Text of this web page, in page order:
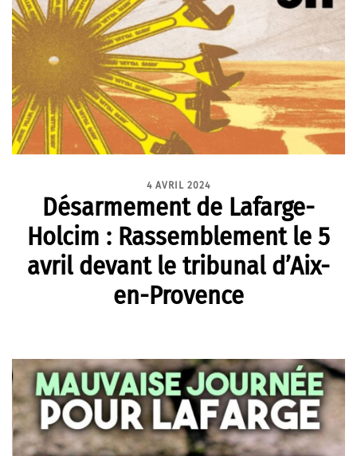
4 AVRIL 2024
Désarmement de Lafarge-
Holcim : Rassemblement le 5
avril devant le tribunal d’Aix-
en-Provence